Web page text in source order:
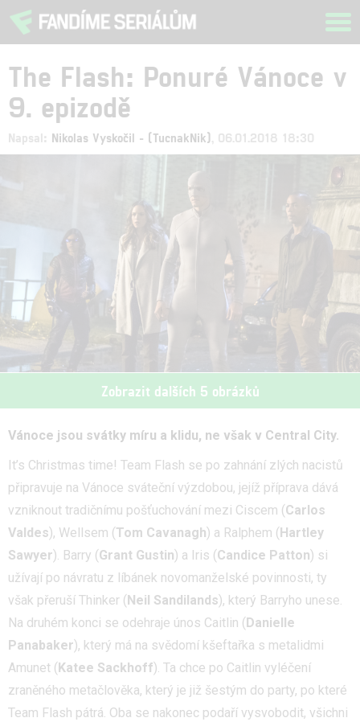
The Flash: Ponuré Vánoce v
9. epizodě
Napsal: Nikolas Vyskočil - (TucnakNik) , 06.01.2018 18:30
Zobrazit dalších 5 obrázků
Vánoce jsou svátky míru a klidu, ne však v Central City.
It’s Christmas time! Team Flash se po zahnání zlých nacistů
připravuje na Vánoce sváteční výzdobou, jejíž příprava dává
vzniknout tradičnímu pošťuchování mezi Ciscem (Carlos
Valdes), Wellsem (Tom Cavanagh) a Ralphem ( Hartley
Sawyer). Barry (Grant Gustin) a Iris (Candice Patton) si
užívají po návratu z líbánek novomanželské povinnosti, ty
však přeruší Thinker ( Neil Sandilands), který Barryho unese.
Na druhém konci se odehraje únos Caitlin ( Danielle
Panabaker), který má na svědomí kšeftařka s metalidmi
Amunet ( Katee Sackhoff). Ta chce po Caitlin vyléčení
zraněného metačlověka, který je již šestým do party, po které
Team Flash pátrá. Oba se nakonec podaří vysvobodit, všichni